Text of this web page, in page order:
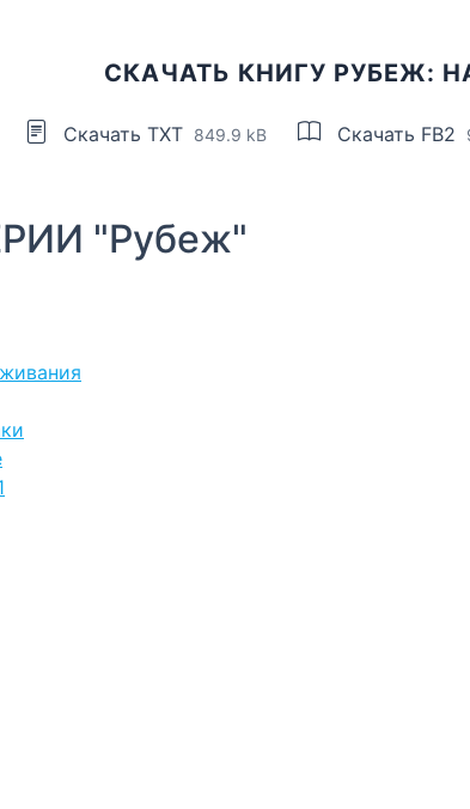
СКАЧАТЬ КНИГУ РУБЕЖ:
Скачать TXT 849.9 kB Скачать FB2
"Рубеж"